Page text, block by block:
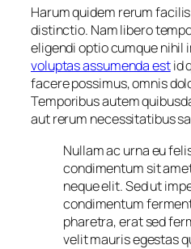
Harum quidem rerum
distinctio. Nam libero
eligendi optio cumque nihil
voluptas assumenda estid
facere possimus, omnis
Temporibus autem
aut rerum necessitatibus
Nullam ac urna eu
condimentum sit
neque elit. Sed ut
condimentum
pharetra, erat sed
velit mauris egestas